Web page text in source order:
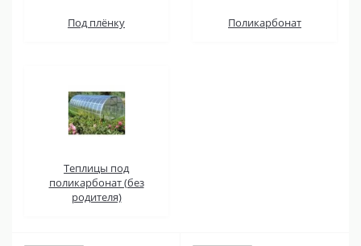
Под плёнку Поликарбонат
Теплицы под
поликарбонат (без
родителя)